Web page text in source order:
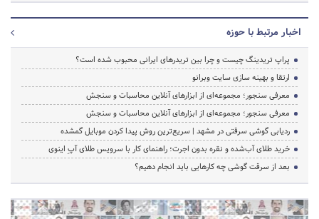
اخبار مرتبط با حوزه
پراپ تریدینگ چیست و چرا بین تریدرهای ایرانی محبوب شده است؟
ارتقا و بهینه سازی سایت وبرانو
معرفی سنجور؛ مجموعه‌ای از ابزارهای آنلاین محاسبات و سنجش
معرفی سنجور؛ مجموعه‌ای از ابزارهای آنلاین محاسبات و سنجش
ردیابی گوشی سرقتی در مشهد | سریع‌ترین روش پیدا کردن موبایل گمشده
خرید طلای آب‌شده و نقره بدون اجرت؛ راهنمای کار با سرویس طلای آپِ اینوی
بعد از سرقت گوشی چه کارهایی باید انجام دهیم؟